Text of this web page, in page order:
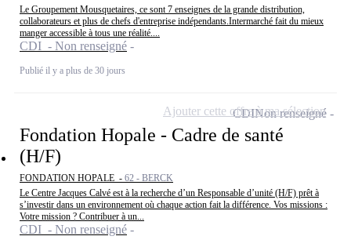
Le Groupement Mousquetaires, ce sont 7 enseignes de la grande distribution,
collaborateurs et plus de chefs d'entreprise indépendants.Intermarché fait du mieux
manger accessible à tous une réalité....
CDI - Non renseigné
Publié il y a plus de 30 jours
Fondation Hopale - Cadre de santé
(H/F)
FONDATION HOPALE - 62 - BERCK
Le Centre Jacques Calvé est à la recherche d’un Responsable d’unité (H/F) prêt à
s’investir dans un environnement où chaque action fait la différence. Vos missions :
Votre mission ? Contribuer à un...
CDI - Non renseigné
CDINon renseigné
Ajouter cette offre à ma sélection